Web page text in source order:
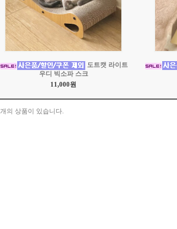
도트캣 라이트
우디 빅소파 스크
11,000원
개의 상품이 있습니다.